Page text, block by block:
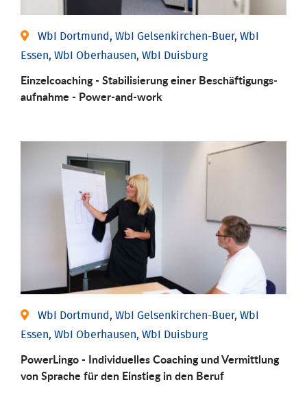
WbI Dortmund, WbI Gelsenkirchen-Buer, WbI
Essen, WbI Oberhausen, WbI Duisburg
Einzel­coaching - Stabili­sierung einer Be­schäftigungs­
aufnahme - Power-and-work
WbI Dortmund, WbI Gelsenkirchen-Buer, WbI
Essen, WbI Oberhausen, WbI Duisburg
PowerLingo - Individuelles Coaching und Vermittlung
von Sprache für den Einstieg in den Beruf